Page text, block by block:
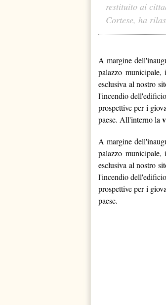
restituito ai
Cortese, ha
A margine
palazzo
esclusiva al nostro
l'incendio
prospettive per i
paese. All'interno la
A margine
palazzo
esclusiva al nostro
l'incendio
prospettive per i
paese.